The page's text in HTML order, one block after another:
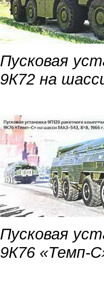
Пусковая
9К72 на
Пусковая
9К76 «Темп-